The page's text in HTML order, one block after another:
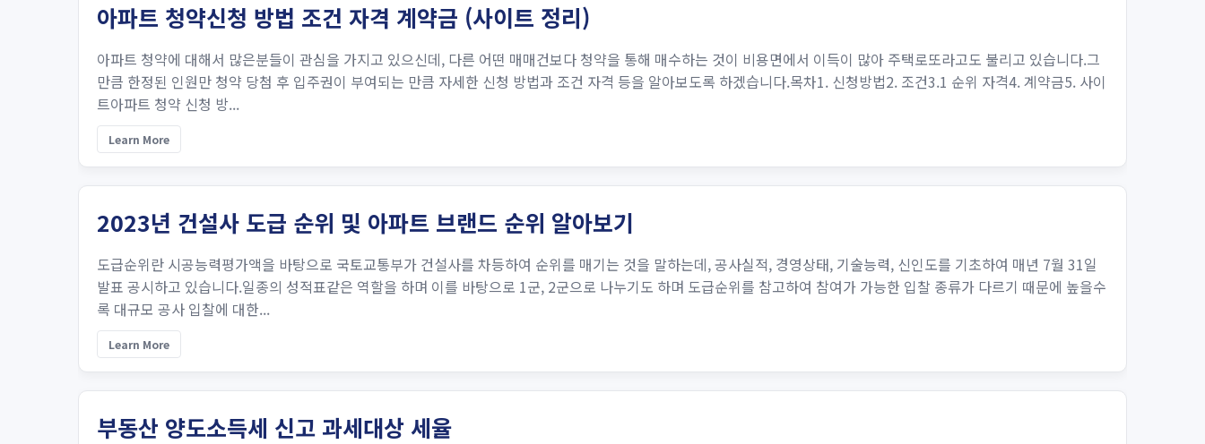
아파트 청약신청 방법 조건 자격 계약금 (사이트 정리)
아파트 청약에 대해서 많은분들이 관심을 가지고 있으신데, 다른 어떤 매매건보다 청약을 통해 매수하는 것이 비용면에서 이득이 많아 주택로또라고도 불리고 있습니다.그
만큼 한정된 인원만 청약 당첨 후 입주권이 부여되는 만큼 자세한 신청 방법과 조건 자격 등을 알아보도록 하겠습니다.목차1. 신청방법2. 조건3.1 순위 자격4. 계약금5. 사이
트아파트 청약 신청 방...
Learn More
2023년 건설사 도급 순위 및 아파트 브랜드 순위 알아보기
도급순위란 시공능력평가액을 바탕으로 국토교통부가 건설사를 차등하여 순위를 매기는 것을 말하는데, 공사실적, 경영상태, 기술능력, 신인도를 기초하여 매년 7월 31일
발표 공시하고 있습니다.일종의 성적표같은 역할을 하며 이를 바탕으로 1군, 2군으로 나누기도 하며 도급순위를 참고하여 참여가 가능한 입찰 종류가 다르기 때문에 높을수
록 대규모 공사 입찰에 대한...
Learn More
부동산 양도소득세 신고 과세대상 세율